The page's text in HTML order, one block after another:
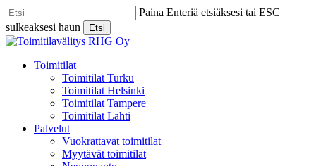
Skip
to
main
content
Paina Enteriä etsiäksesi tai ESC
sulkeaksesi haun
Etsi
Close
Menu
Toimitilat
Toimitilat Turku
Toimitilat Helsinki
Toimitilat Tampere
Toimitilat Lahti
Palvelut
Vuokrattavat toimitilat
Myytävät toimitilat